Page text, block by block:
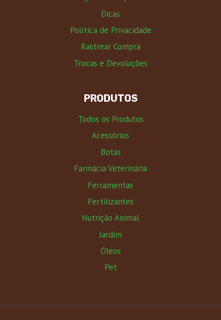
Dicas
Política de Privacidade
Rastrear Compra
Trocas e Devoluções
PRODUTOS
Todos os Produtos
Acessórios
Botas
Farmácia Veterinária
Ferramentas
Fertilizantes
Nutrição Animal
Jardim
Óleos
Pet